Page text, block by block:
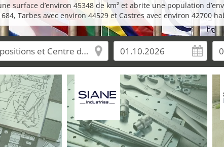
surface d’environ 45348 de km² et abrite une population
Tarbes avec environ 44529 et Castres avec environ 42700